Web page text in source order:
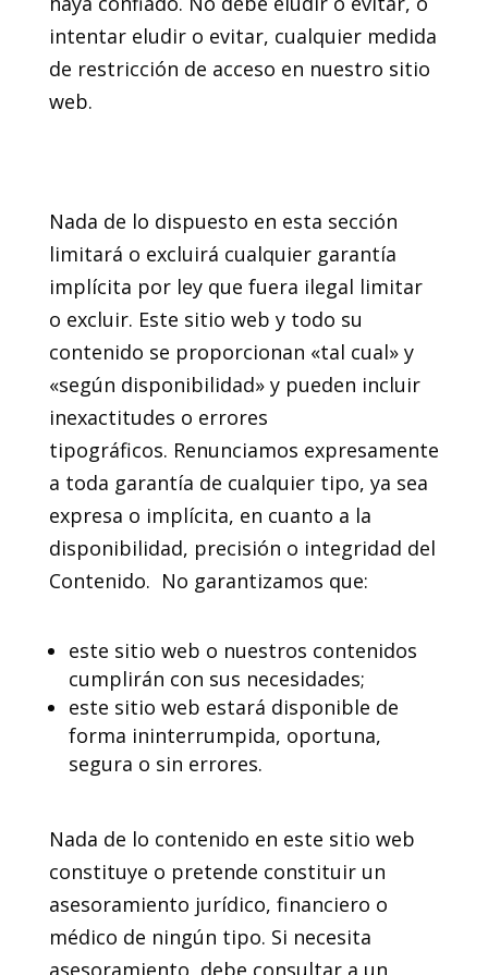
intentar eludir o evitar, cualquier medida
de restricción de acceso en nuestro sitio
web.
Nada de lo dispuesto en esta sección
limitará o excluirá cualquier garantía
implícita por ley que fuera ilegal limitar
o excluir. Este sitio web y todo su
contenido se proporcionan «tal cual» y
«según disponibilidad» y pueden incluir
inexactitudes o errores
tipográficos. Renunciamos expresamente
a toda garantía de cualquier tipo, ya sea
expresa o implícita, en cuanto a la
disponibilidad, precisión o integridad del
Contenido. No garantizamos que:
este sitio web o nuestros contenidos
cumplirán con sus necesidades;
este sitio web estará disponible de
forma ininterrumpida, oportuna,
segura o sin errores.
Nada de lo contenido en este sitio web
constituye o pretende constituir un
asesoramiento jurídico, financiero o
médico de ningún tipo. Si necesita
asesoramiento, debe consultar a un